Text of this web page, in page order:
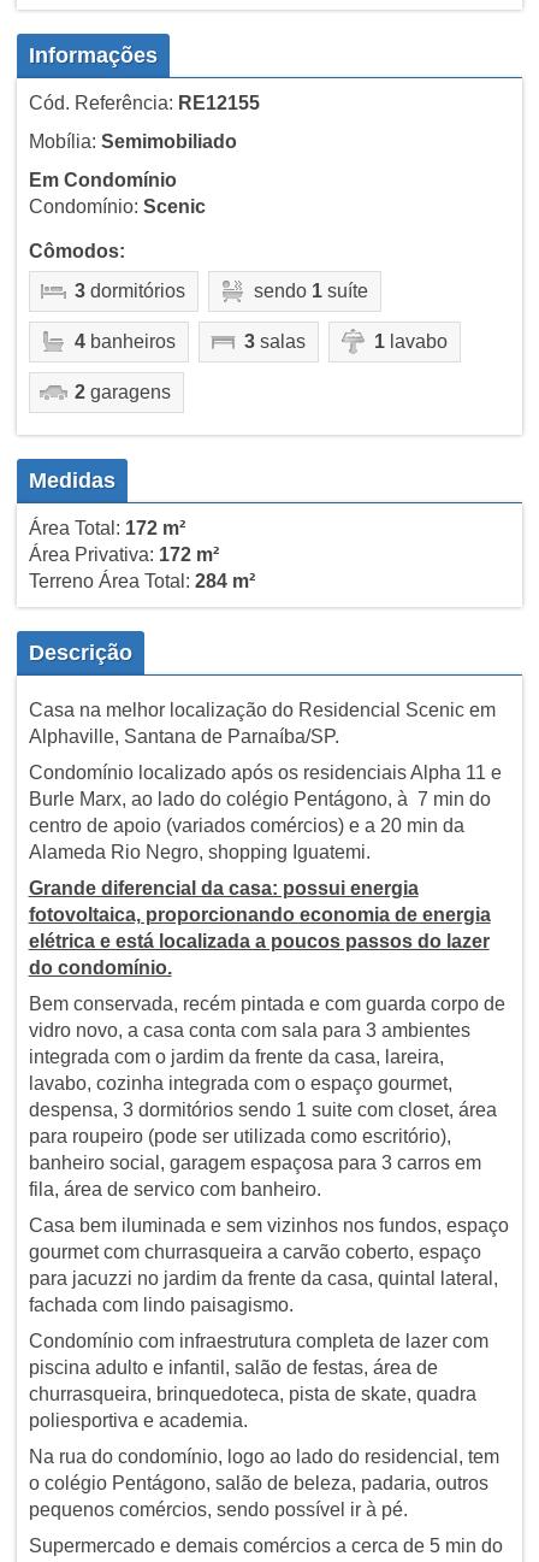
Informações
Cód. Referência: RE12155
Mobília: Semimobiliado
Em Condomínio
Condomínio: Scenic
Cômodos:
3dormitórios sendo 1suíte
4banheiros 3salas 1lavabo
2garagens
Medidas
Área Total: 172 m²
Área Privativa: 172 m²
Terreno Área Total: 284 m²
Descrição
Casa na melhor localização do Residencial Scenic em
Alphaville, Santana de Parnaíba/SP.
Condomínio localizado após os residenciais Alpha 11 e
Burle Marx, ao lado do colégio Pentágono, à 7 min do
centro de apoio (variados comércios) e a 20 min da
Alameda Rio Negro, shopping Iguatemi.
Grande diferencial da casa: possui energia
fotovoltaica, proporcionando economia de energia
elétrica e está localizada a poucos passos do lazer
do condomínio.
Bem conservada, recém pintada e com guarda corpo de
vidro novo, a casa conta com sala para 3 ambientes
integrada com o jardim da frente da casa, lareira,
lavabo, cozinha integrada com o espaço gourmet,
despensa, 3 dormitórios sendo 1 suite com closet, área
para roupeiro (pode ser utilizada como escritório),
banheiro social, garagem espaçosa para 3 carros em
fila, área de servico com banheiro.
Casa bem iluminada e sem vizinhos nos fundos, espaço
gourmet com churrasqueira a carvão coberto, espaço
para jacuzzi no jardim da frente da casa, quintal lateral,
fachada com lindo paisagismo.
Condomínio com infraestrutura completa de lazer com
piscina adulto e infantil, salão de festas, área de
churrasqueira, brinquedoteca, pista de skate, quadra
poliesportiva e academia.
Na rua do condomínio, logo ao lado do residencial, tem
o colégio Pentágono, salão de beleza, padaria, outros
pequenos comércios, sendo possível ir à pé.
Supermercado e demais comércios a cerca de 5 min do